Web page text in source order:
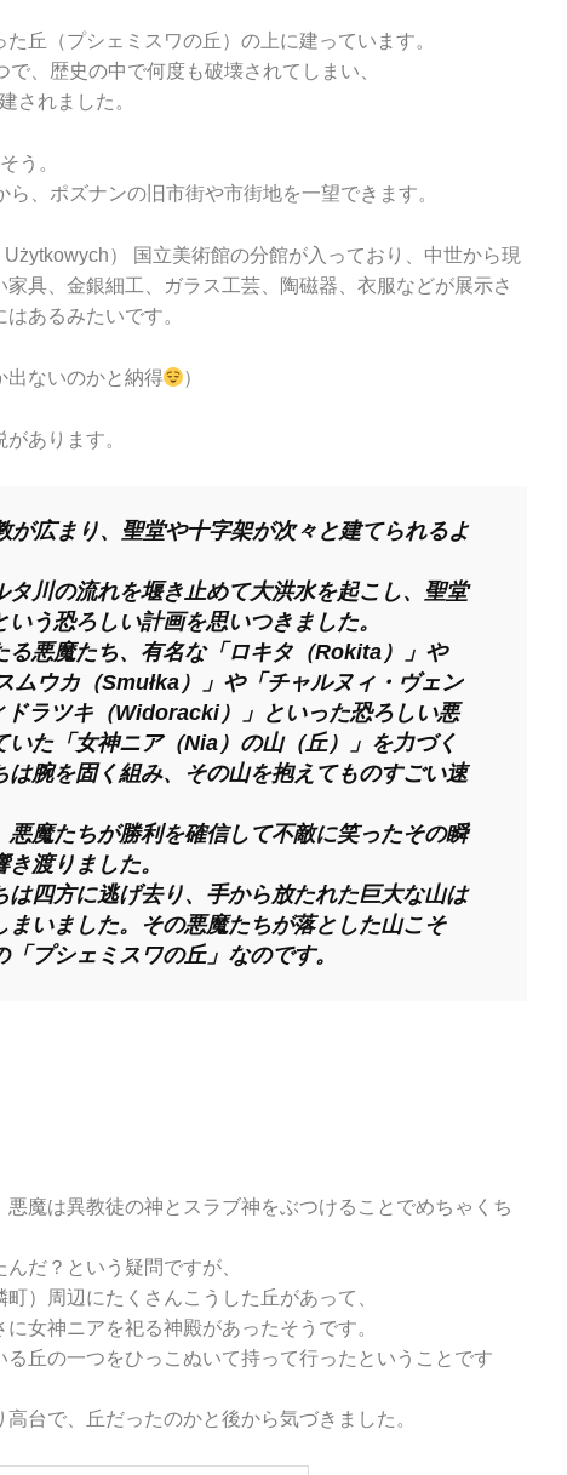
丘（プシェミスワの丘）の上に建っています。
、歴史の中で何度も破壊されてしまい、
されました。
う。
、ポズナンの旧市街や市街地を一望できます。
） 国立美術館の分館が入っており、中世から現
具、金銀細工、ガラス工芸、陶磁器、衣服などが展示さ
あるみたいです。
出ないのかと納得 ）
あります。
広まり、聖堂や十字架が次々と建てられるよ
川の流れを堰き止めて大洪水を起こし、聖堂
う恐ろしい計画を思いつきました。
悪魔たち、有名な「ロキタ（Rokita）」や
ムウカ（Smułka）」や「チャルヌィ・ヴェン
ラツキ（Widoracki）」といった恐ろしい悪
た「女神ニア（Nia）の山（丘）」を力づく
腕を固く組み、その山を抱えてものすごい速
魔たちが勝利を確信して不敵に笑ったその瞬
渡りました。
四方に逃げ去り、手から放たれた巨大な山は
いました。その悪魔たちが落とした山こそ
プシェミスワの丘」なのです。
魔は異教徒の神とスラブ神をぶつけることでめちゃくち
だ？という疑問ですが、
）周辺にたくさんこうした丘があって、
女神ニアを祀る神殿があったそうです。
丘の一つをひっこぬいて持って行ったということです
台で、丘だったのかと後から気づきました。